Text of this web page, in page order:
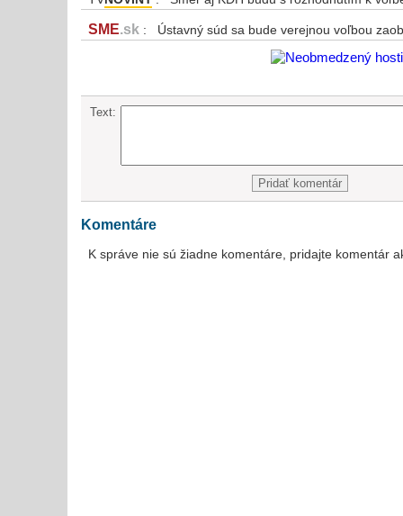
SME.sk : Ústavný súd sa bude verejnou voľbou
Text:
Komentáre
K správe nie sú žiadne komentáre, pridajte komentár